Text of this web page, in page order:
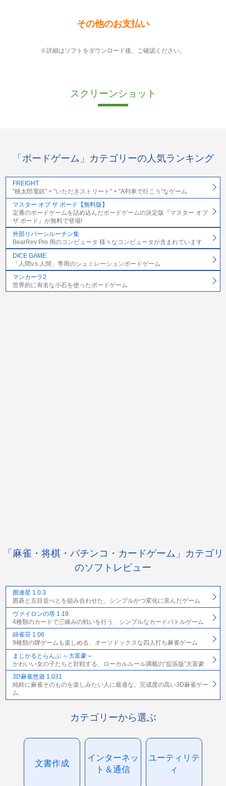
その他のお支払い
※詳細はソフトをダウンロード後、ご確認ください。
スクリーンショット
「ボードゲーム」カテゴリーの人気ランキング
FREIGHT
"桃太郎電鉄" + "いただきストリート" + "A列車で行こう"なゲーム
マスター オブ ザ ボード【無料版】
定番のボードゲームを詰め込んだボードゲームの決定版『マスター オブ
ザ ボード』が無料で登場!
外部リバーシルーチン集
BearRev Pro 用のコンピュータ 様々なコンピュータが含まれています
DICE GAME
「人間v.s.人間」専用のシュミレーションボードゲーム
マンカーラ2
世界的に有名な小石を使ったボードゲーム
「麻雀・将棋・パチンコ・カードゲーム」カテゴリ
のソフトレビュー
囲連星 1.0.3
囲碁と五目並べとを組み合わせた、シンプルかつ変化に富んだゲーム
ヴァイロンの塔 1.19
4種類のカードで三竦みの戦いを行う、シンプルなカードバトルゲーム
綿雀荘 1.06
9種類の牌ゲームも楽しめる、オーソドックスな四人打ち麻雀ゲーム
まじかるとらんぷ ～大富豪～
かわいい女の子たちと対戦する、ローカルルール満載の“拡張版”大富豪
3D麻雀悠遊 1.031
純粋に麻雀そのものを楽しみたい人に最適な、完成度の高い3D麻雀ゲー
ム
カテゴリーから選ぶ
文書作成
インターネッ
ト＆通信
ユーティリテ
ィ